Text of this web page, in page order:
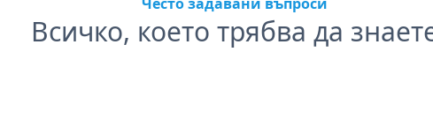
Всичко, което трябва да